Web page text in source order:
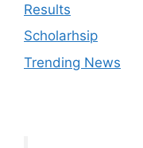
Results
Scholarhsip
Trending News